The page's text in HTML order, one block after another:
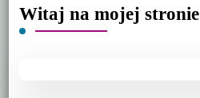
Witaj na mojej stronie